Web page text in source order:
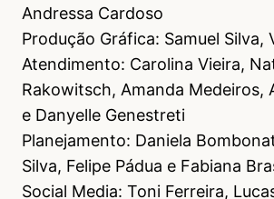
Andressa Cardoso
Produção Gráfica: Samuel Silva,
Atendimento: Carolina Vieira,
Rakowitsch, Amanda Medeiros,
e Danyelle Genestreti
Planejamento: Daniela
Silva, Felipe Pádua e Fabiana
Social Media: Toni Ferreira,